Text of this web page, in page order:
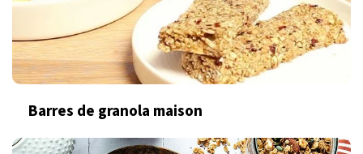
Barres de granola maison